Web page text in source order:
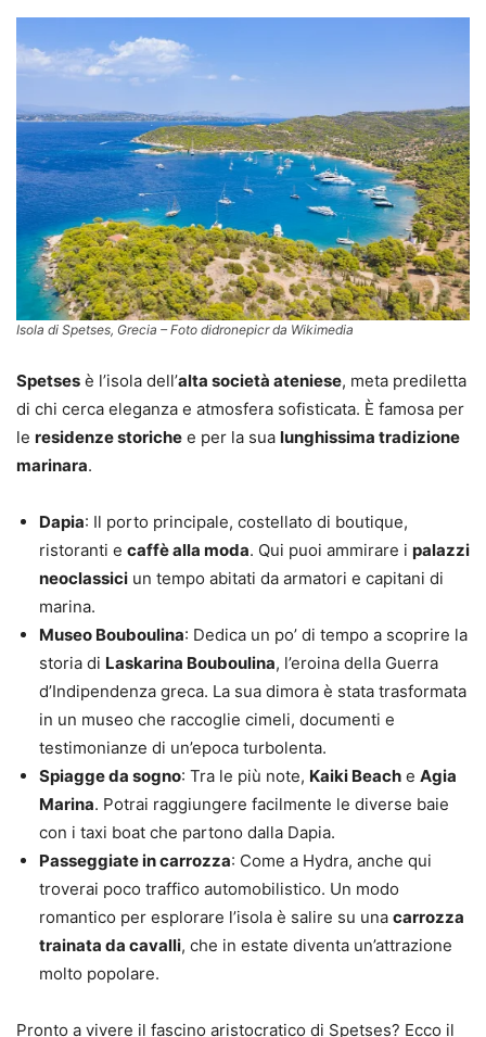
Isola di Spetses, Grecia – Foto didronepicr da Wikimedia
Spetses è l’isola dell’alta società ateniese, meta prediletta
di chi cerca eleganza e atmosfera sofisticata. È famosa per
le residenze storiche e per la sua lunghissima tradizione
marinara.
Dapia: Il porto principale, costellato di boutique,
ristoranti e caffè alla moda. Qui puoi ammirare i palazzi
neoclassici un tempo abitati da armatori e capitani di
marina.
Museo Bouboulina: Dedica un po’ di tempo a scoprire la
storia di Laskarina Bouboulina, l’eroina della Guerra
d’Indipendenza greca. La sua dimora è stata trasformata
in un museo che raccoglie cimeli, documenti e
testimonianze di un’epoca turbolenta.
Spiagge da sogno: Tra le più note, Kaiki Beach e Agia
Marina. Potrai raggiungere facilmente le diverse baie
con i taxi boat che partono dalla Dapia.
Passeggiate in carrozza: Come a Hydra, anche qui
troverai poco traffico automobilistico. Un modo
romantico per esplorare l’isola è salire su una carrozza
trainata da cavalli, che in estate diventa un’attrazione
molto popolare.
Pronto a vivere il fascino aristocratico di Spetses? Ecco il